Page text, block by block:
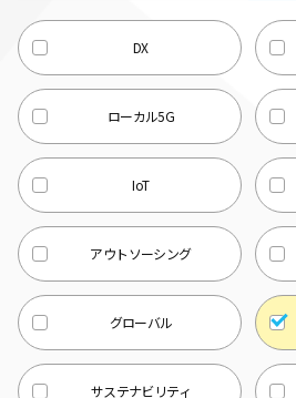
DX
ローカル5G
IoT
アウトソーシング
グローバル
サステナビリティ